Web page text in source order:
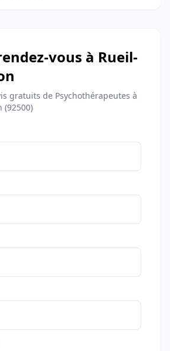
vous à Rueil-
gratuits de Psychothérapeutes à
(92500)